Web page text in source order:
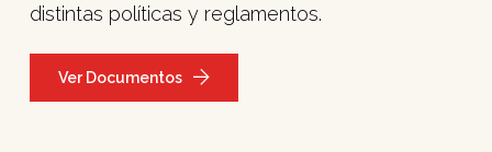
distintas políticas y reglamentos.
Ver Documentos